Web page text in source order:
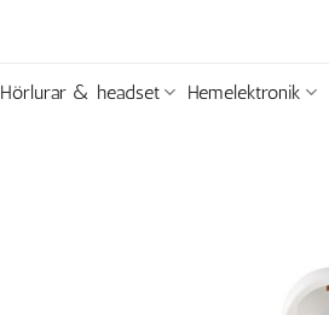
Hörlurar & headset Hemelektronik